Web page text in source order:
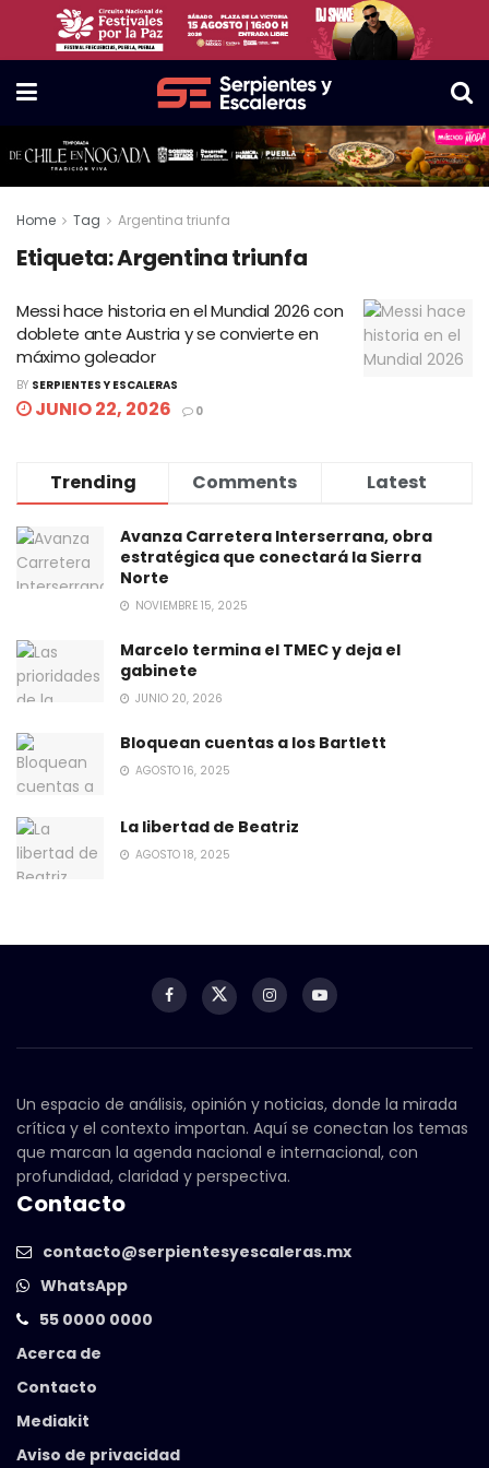
Home Tag Argentina triunfa
Etiqueta:Argentina triunfa
Messi hace historia en el Mundial 2026 con
doblete ante Austria y se convierte en
máximo goleador
BY SERPIENTES Y ESCALERAS
JUNIO 22, 2026 0
Trending Comments Latest
Avanza Carretera Interserrana, obra
estratégica que conectará la Sierra
Norte
NOVIEMBRE 15, 2025
Marcelo termina el TMEC y deja el
gabinete
JUNIO 20, 2026
Bloquean cuentas a los Bartlett
AGOSTO 16, 2025
La libertad de Beatriz
AGOSTO 18, 2025
Un espacio de análisis, opinión y noticias, donde la mirada
crítica y el contexto importan. Aquí se conectan los temas
que marcan la agenda nacional e internacional, con
profundidad, claridad y perspectiva.
Contacto
contacto@serpientesyescaleras.mx
WhatsApp
55 0000 0000
Acerca de
Contacto
Mediakit
Aviso de privacidad